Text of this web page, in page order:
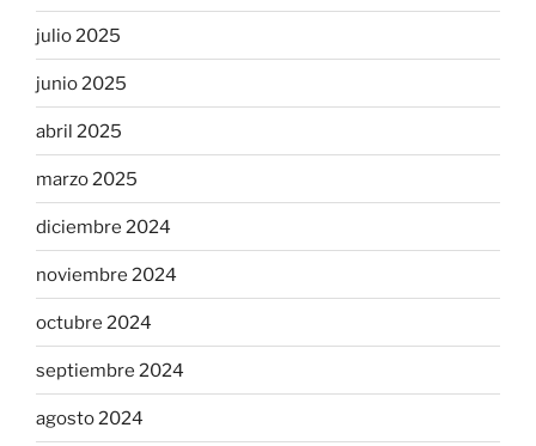
julio 2025
junio 2025
abril 2025
marzo 2025
diciembre 2024
noviembre 2024
octubre 2024
septiembre 2024
agosto 2024